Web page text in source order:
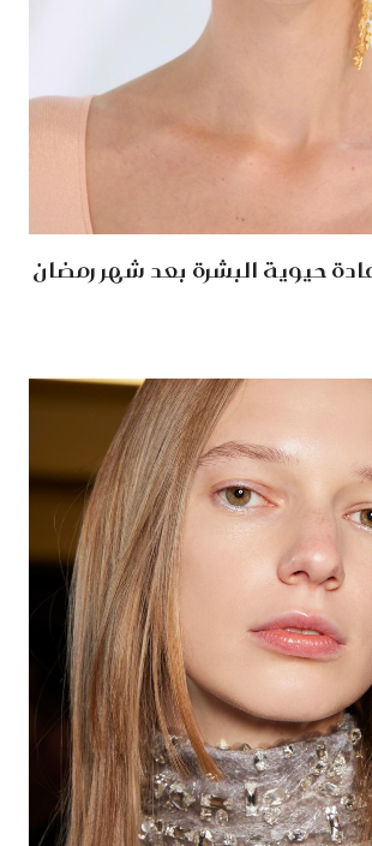
حيوية البشرة بعد شهر رمضان